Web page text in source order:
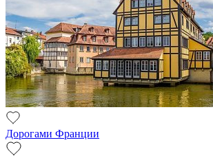
Дорогами Франции